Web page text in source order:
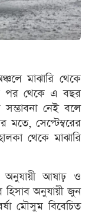
মাঝারি থেকে
পর থেকে এ বছর
নেই বলে
মতে, সেপ্টেম্বরের
থেকে মাঝারি
অনুযায়ী আষাঢ় ও
হিসাব অনুযায়ী জুন
মৌসুম বিবেচিত